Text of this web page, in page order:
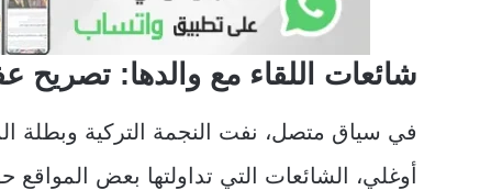
شائعات اللقاء مع والدها: تصريح
في سياق متصل، نفت النجمة التركية وبطلة
أوغلي، الشائعات التي تداولتها بعض